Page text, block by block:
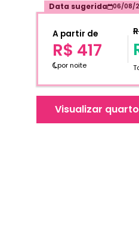
Data sugerida 06/08/
A partir de
R$ 417
por noite
Visualizar